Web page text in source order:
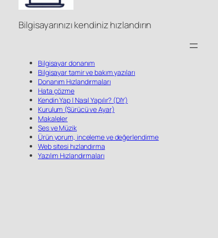
Bilgisayarınızı kendiniz hızlandırın
Bilgisayar donanım
Bilgisayar tamir ve bakım yazıları
Donanım Hızlandırmaları
Hata çözme
Kendin Yap | Nasıl Yapılır? (DIY)
Kurulum (Sürücü ve Ayar)
Makaleler
Ses ve Müzik
Ürün yorum, inceleme ve değerlendirme
Web sitesi hızlandırma
Yazılım Hızlandırmaları